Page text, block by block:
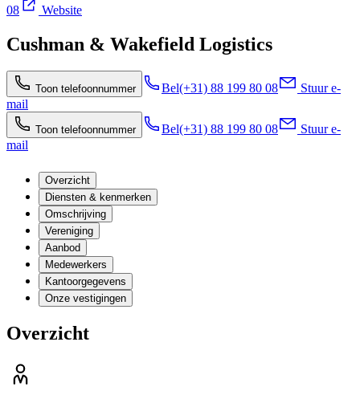
08
Website
Cushman & Wakefield Logistics
Toon telefoonnummer Bel(+31) 88 199 80 08
Stuur e-
mail
Toon telefoonnummer Bel(+31) 88 199 80 08
Stuur e-
mail
Overzicht
Diensten & kenmerken
Omschrijving
Vereniging
Aanbod
Medewerkers
Kantoorgegevens
Onze vestigingen
Overzicht